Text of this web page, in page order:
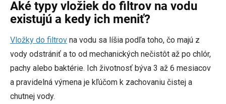
Aké typy vložiek do filtrov na vodu
existujú a kedy ich meniť?
Vložky do filtrov na vodu sa líšia podľa toho, čo majú z
vody odstrániť a to od mechanických nečistôt až po chlór,
pachy alebo baktérie. Ich životnosť býva 3 až 6 mesiacov
a pravidelná výmena je kľúčom k zachovaniu čistej a
chutnej vody.